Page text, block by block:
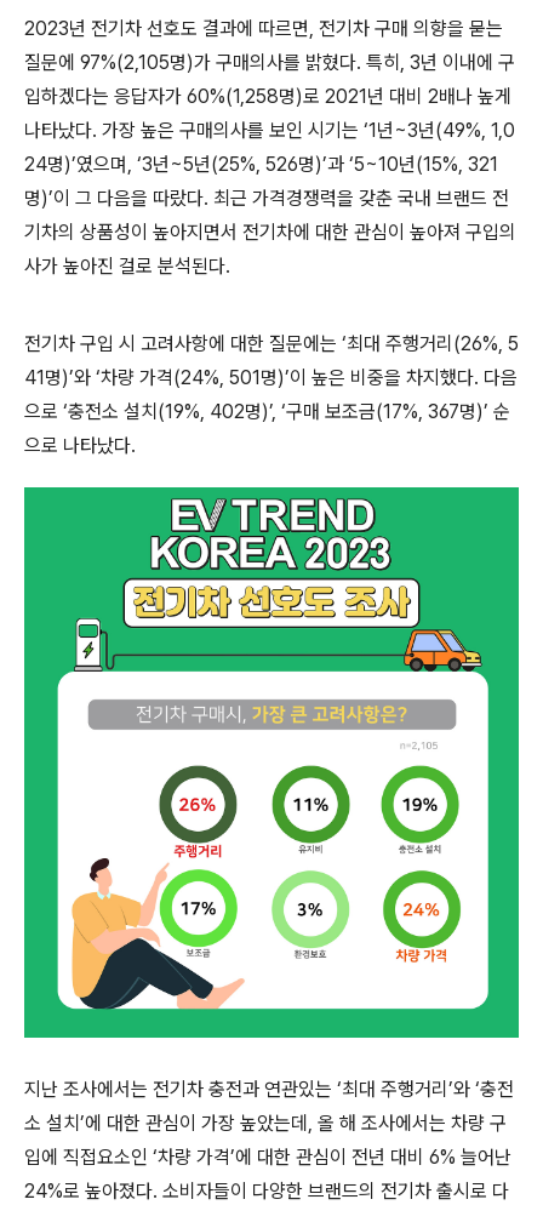
2023년 전기차 선호도 결과에 따르면, 전기차 구매 의향을 묻는
질문에 97%(2,105명)가 구매의사를 밝혔다. 특히 , 3년 이내에 구
입하겠다는 응답자가 60%(1,258명)로 2021년 대비 2배나 높게
나타났다. 가장 높은 구매의사를 보인 시기는 ‘1년 ~3년(49%, 1,0
24명)’였으며, ‘3년 ~5년(25%, 526명)’과 ‘5~10년(15%, 321
명)’이 그 다음을 따랐다. 최근 가격경쟁력을 갖춘 국내 브랜드 전
기차의 상품성이 높아지면서 전기차에 대한 관심이 높아져 구입의
사가 높아진 걸로 분석된다.
전기차 구입 시 고려사항에 대한 질문에는 ‘최대 주행거리 (26%, 5
41명)’와 ‘차량 가격(24%, 501명)’이 높은 비중을 차지했다. 다음
으로 ‘충전소 설치 (19%, 402명)’, ‘구매 보조금(17%, 367명)’ 순
으로 나타났다.
지난 조사에서는 전기차 충전과 연관있는 ‘최대 주행거리 ’와 ‘충전
소 설치 ’에 대한 관심이 가장 높았는데 , 올 해 조사에서는 차량 구
입에 직접요소인 ‘차량 가격’에 대한 관심이 전년 대비 6% 늘어난
24%로 높아졌다. 소비자들이 다양한 브랜드의 전기차 출시로 다